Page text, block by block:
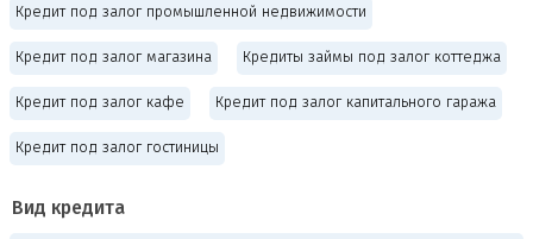
Кредит под залог промышленной недвижимости
Кредит под залог магазина Кредиты займы под залог коттеджа
Кредит под залог кафе Кредит под залог капитального гаража
Кредит под залог гостиницы
Вид кредита